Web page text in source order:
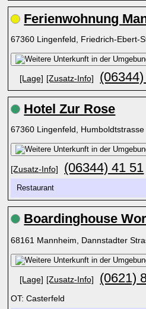
Ferienwohnung
67360 Lingenfeld, Friedrich-Ebert-
[Lage] [Zusatz-Info]
Hotel Zur Rose
67360 Lingenfeld, Humboldtstrasse
[Zusatz-Info] (06344) 41 51
Restaurant
Boardinghouse
68161 Mannheim, Dannstadter
[Lage] [Zusatz-Info] (0621)
OT: Casterfeld